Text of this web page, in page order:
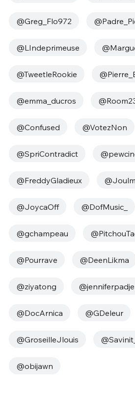
@Greg_Flo972
@LIndeprimeuse
@TweetleRookie
@emma_ducros
@Confused @VotezNon
@SpriContradict
@FreddyGladieux
@JoycaOff @DofMusic_
@gchampeau
@Pourrave @DeenLikma
@ziyatong
@DocArnica @GDeleur
@GroseilleJlouis
@obijawn